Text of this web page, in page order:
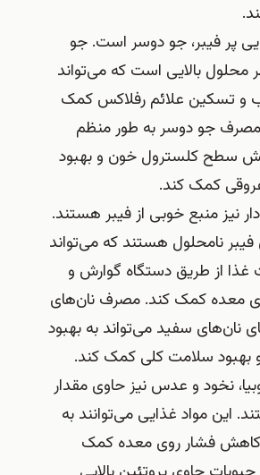
پر فیبر، جو دوسر است. جو
محلول بالایی است که می‌تواند
و تسکین علائم رفلاکس کمک
جو دوسر به طور منظم
سطح کلسترول خون و بهبود
کمک کند.
نیز منبع خوبی از فیبر هستند.
فیبر نامحلول هستند که می‌تواند
از طریق دستگاه گوارش و
معده کمک کند. مصرف نان‌های
نان‌های سفید می‌تواند به بهبود
بهبود سلامت کلی کمک کند.
نخود و عدس نیز حاوی مقدار
این مواد غذایی می‌توانند به
فشار روی معده کمک